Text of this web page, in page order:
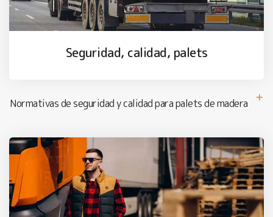
Seguridad, calidad, palets
Normativas de seguridad y calidad para palets de madera